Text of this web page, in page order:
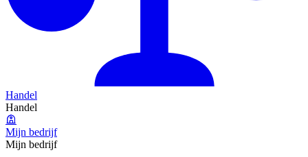
Handel
Handel
Mijn bedrijf
Mijn bedrijf